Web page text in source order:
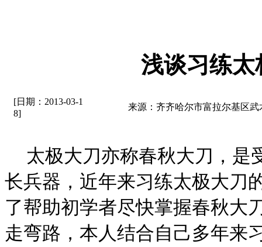
浅谈习练太
[日期：2013-03-1
8]
来源：齐齐哈尔市富拉尔基区
太极大刀亦称春秋大刀，是
长兵器，近年来习练太极大刀
了帮助初学者尽快掌握春秋大
走弯路，本人结合自己多年来